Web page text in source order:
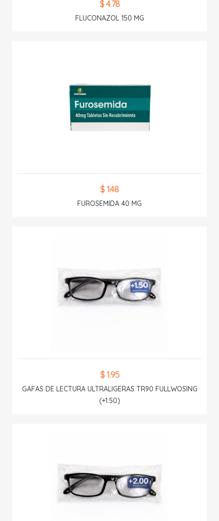
$ 4.78
FLUCONAZOL 150 MG
$ 1.48
FUROSEMIDA 40 MG
$ 1.95
GAFAS DE LECTURA ULTRALIGERAS TR90 FULLWOSING
(+1.50)